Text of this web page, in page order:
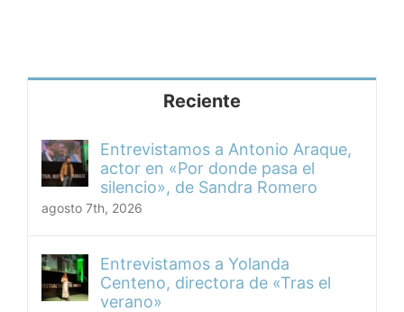
Reciente
Entrevistamos a Antonio Araque,
actor en «Por donde pasa el
silencio», de Sandra Romero
agosto 7th, 2026
Entrevistamos a Yolanda
Centeno, directora de «Tras el
verano»